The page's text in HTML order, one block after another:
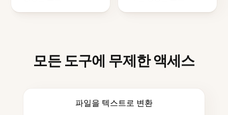
모든 도구에 무제한 액세스
파일을 텍스트로 변환